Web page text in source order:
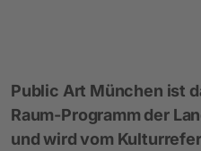
Public Art München ist
Raum-Programm der
und wird vom